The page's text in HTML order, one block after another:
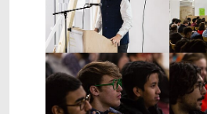
Show larger version Show